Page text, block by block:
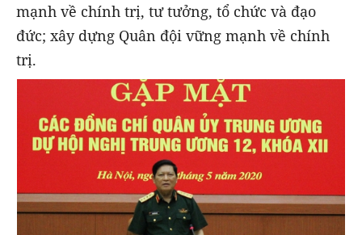
mạnh về chính trị, tư tưởng, tổ chức và đạo
đức; xây dựng Quân đội vững mạnh về chính
trị.